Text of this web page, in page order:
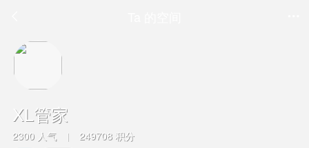
XL管家
2300 人气 | 249708 积分